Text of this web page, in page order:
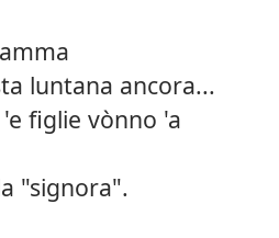
luntana ancora...
'e figlie vònno 'a
"signora".